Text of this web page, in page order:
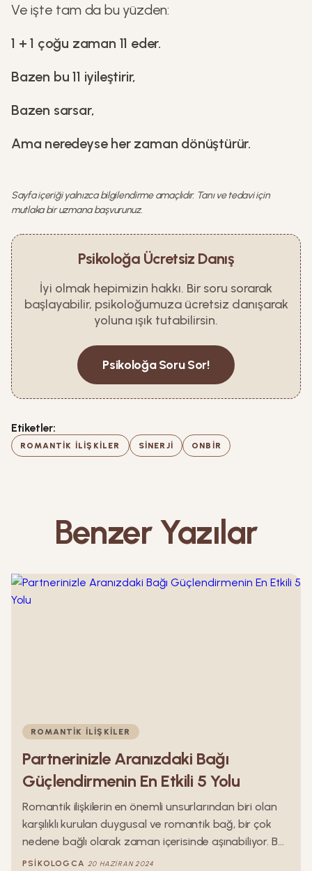
Ve işte tam da bu yüzden:
1 + 1 çoğu zaman 11 eder.
Bazen bu 11 iyileştirir,
Bazen sarsar,
Ama neredeyse her zaman dönüştürür.
Sayfa içeriği yalnızca bilgilendirme amaçlıdır. Tanı ve tedavi için
mutlaka bir uzmana başvurunuz.
Psikoloğa Ücretsiz Danış
İyi olmak hepimizin hakkı. Bir soru sorarak
başlayabilir, psikoloğumuza ücretsiz danışarak
yoluna ışık tutabilirsin.
Psikoloğa Soru Sor!
Etiketler:
ROMANTIK ILIŞKILER SINERJI ONBIR
Benzer Yazılar
ROMANTIK İLIŞKILER
Partnerinizle Aranızdaki Bağı
Güçlendirmenin En Etkili 5 Yolu
Romantik ilişkilerin en önemli unsurlarından biri olan
karşılıklı kurulan duygusal ve romantik bağ, bir çok
nedene bağlı olarak zaman içerisinde aşınabiliyor. Bu
aşınma ise ilişkinizin geleceğini olumsuz yönde
PSIKOLOGCA 20 HAZIRAN 2024